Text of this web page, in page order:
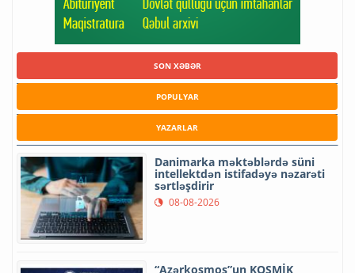
SON XƏBƏR
POPULYAR
YAZARLAR
Danimarka məktəblərdə süni
intellektdən istifadəyə nəzarəti
sərtləşdirir
08-08-2026
“Azərkosmos”un KOSMİK